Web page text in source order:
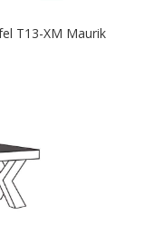
T13-XM Maurik